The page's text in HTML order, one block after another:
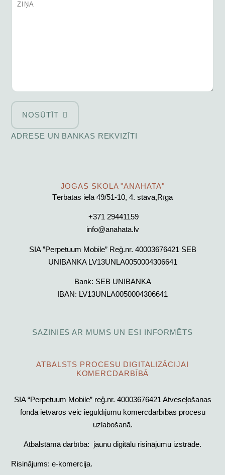
NOSŪTĪT
ADRESE UN BANKAS REKVIZĪTI
JOGAS SKOLA "ANAHATA"
Tērbatas ielā 49/51-10, 4. stāvā,Rīga
+371 29441159
info@anahata.lv
SIA ”Perpetuum Mobile” Reģ.nr. 40003676421 SEB
UNIBANKA LV13UNLA0050004306641
Bank: SEB UNIBANKA
IBAN: LV13UNLA0050004306641
SAZINIES AR MUMS UN ESI INFORMĒTS
ATBALSTS PROCESU DIGITALIZĀCIJAI
KOMERCDARBĪBĀ
SIA “Perpetuum Mobile” reģ.nr. 40003676421 Atveseļošanas
fonda ietvaros veic ieguldījumu komercdarbības procesu
uzlabošanā.
Atbalstāmā darbība: jaunu digitālu risinājumu izstrāde.
Risinājums: e-komercija.